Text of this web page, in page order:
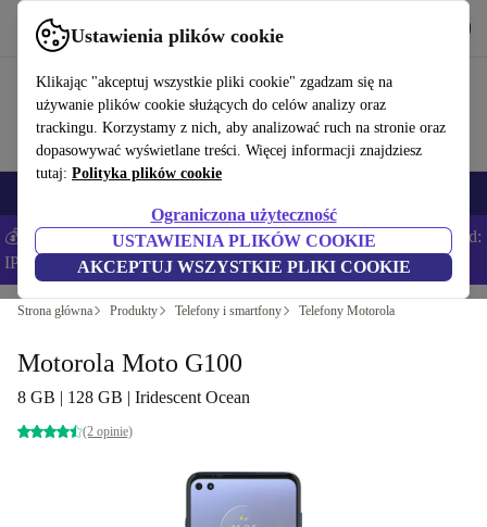
Ustawienia plików cookie
Klikając "akceptuj wszystkie pliki cookie" zgadzam się na
używanie plików cookie służących do celów analizy oraz
trackingu. Korzystamy z nich, aby analizować ruch na stronie oraz
dopasowywać wyświetlane treści. Więcej informacji znajdziesz
tutaj: Polityka plików cookie
Ograniczona użyteczność
USTAWIENIA PLIKÓW COOKIE
AKCEPTUJ WSZYSTKIE PLIKI COOKIE
Korzystaj z refurbed szybko i łatwo
💰Zaoszczędź DODATKOWE 5% na wszystkich iPhone’ach – Kod:
IPHONEDEAL –Regulamin
Strona główna Produkty Telefony i smartfony Telefony Motorola
Motorola Moto G100
8 GB | 128 GB | Iridescent Ocean
(2 opinie)